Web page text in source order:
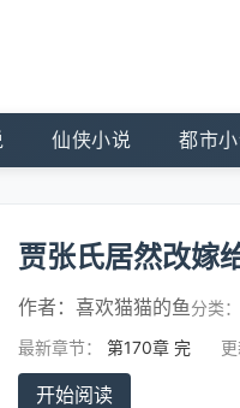
仙侠小说 都市
贾张氏居然改嫁
作者： 喜欢猫猫的鱼分类：
最新章节：
第170章 完
开始阅读